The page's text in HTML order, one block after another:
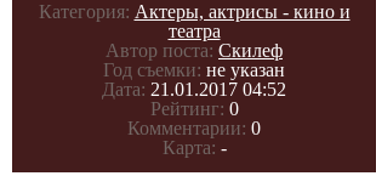
Категория: Актеры, актрисы - кино и
театра
Автор поста: Скилеф
Год съемки: не указан
Дата: 21.01.2017 04:52
Рейтинг: 0
Комментарии: 0
Карта: -